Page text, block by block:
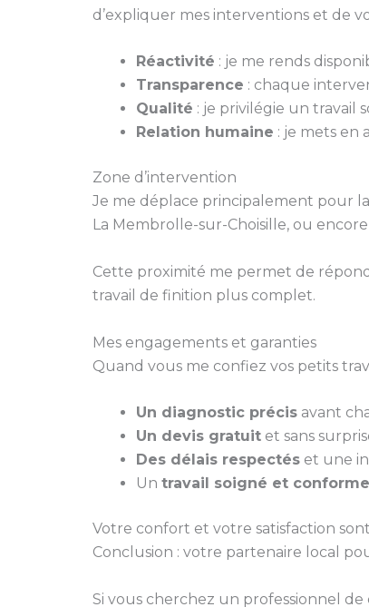
d’expliquer mes interventions et de
Réactivité : je me rends
Transparence : chaque
Qualité : je privilégie un travail
Relation humaine : je mets en
Zone d’intervention
Je me déplace principalement pour la
La Membrolle-sur-Choisille, ou
Cette proximité me permet de
travail de finition plus complet.
Mes engagements et garanties
Quand vous me confiez vos petits
Un diagnostic précis avant
Un devis gratuit et sans
Des délais respectés et une
Un travail soigné et conforme
Votre confort et votre satisfaction
Conclusion : votre partenaire local
Si vous cherchez un professionnel